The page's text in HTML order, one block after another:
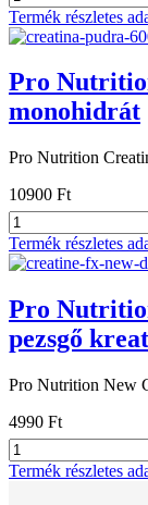
Termék részletes
Pro
monohidrát
Pro Nutrition
10900 Ft
Termék részletes
Pro
pezsgő
Pro Nutrition New
4990 Ft
Termék részletes